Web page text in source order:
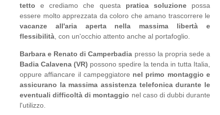
tetto e crediamo che questa pratica soluzionepossa
essere molto apprezzata da coloro che amano trascorrere le
vacanze all'aria aperta nella massima libertà e
flessibilità , con un'occhio attento anche al portafoglio.
Barbara e Renato di Camperbadia presso la propria sede a
Badia Calavena (VR) possono spedire la tenda in tutta Italia,
oppure affiancare il campeggiatore nel primo montaggio e
assicurano la massima assistenza telefonica durante le
eventuali difficoltà di montaggio nel caso di dubbi durante
l'utilizzo.